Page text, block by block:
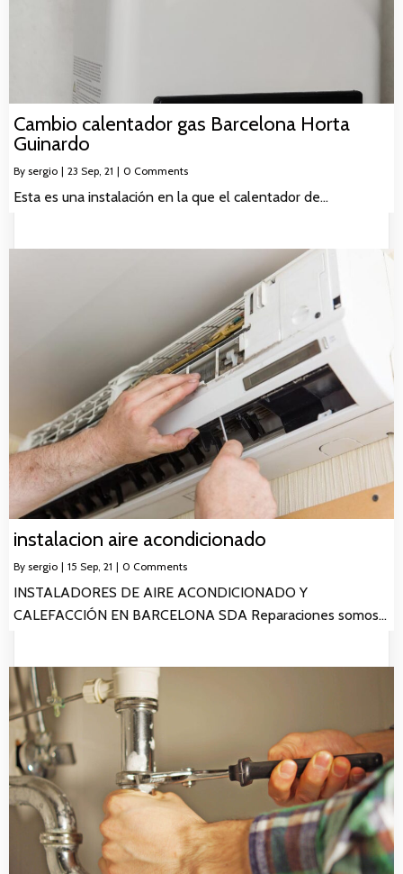
Cambio calentador gas Barcelona Horta
Guinardo
By sergio | 23 Sep, 21 | 0 Comments
Esta es una instalación en la que el calentador de…
instalacion aire acondicionado
By sergio | 15 Sep, 21 | 0 Comments
INSTALADORES DE AIRE ACONDICIONADO Y
CALEFACCIÓN EN BARCELONA SDA Reparaciones somos…